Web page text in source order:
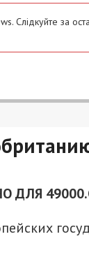
Слідкуйте за
ДЛЯ